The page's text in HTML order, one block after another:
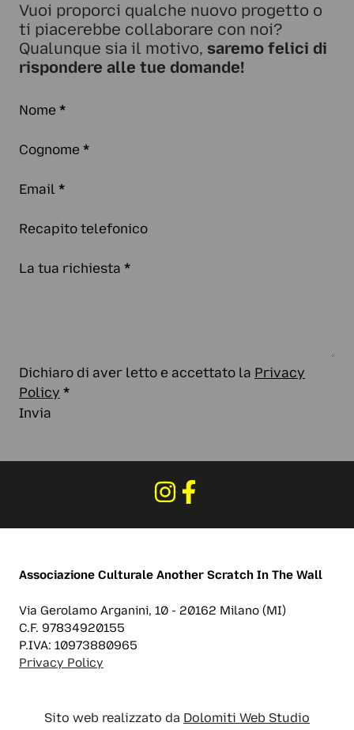
Vuoi proporci qualche nuovo progetto o
ti piacerebbe collaborare con noi?
Qualunque sia il motivo, saremo felici di
rispondere alle tue domande!
Nome *
Cognome *
Email *
Recapito telefonico
La tua richiesta *
Dichiaro di aver letto e accettato la Privacy
Policy *
Invia
Associazione Culturale Another Scratch In The Wall
Via Gerolamo Arganini, 10 - 20162 Milano (MI)
C.F. 97834920155
P.IVA: 10973880965
Privacy Policy
Sito web realizzato da Dolomiti Web Studio